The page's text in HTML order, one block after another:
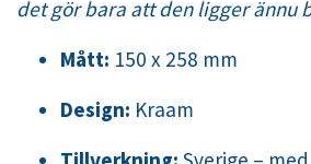
det gör bara att den ligger ännu
Mått: 150 x 258 mm
Design: Kraam